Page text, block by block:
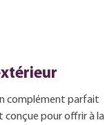
complément parfait
conçue pour offrir à la